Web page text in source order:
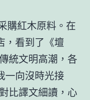
購紅木原料。在
，看到了《壇
統文明高潮，各
一向沒時光接
比譯文細讀，心